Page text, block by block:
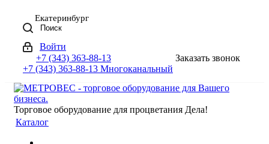
Екатеринбург
Поиск
Войти
+7 (343) 363-88-13
+7 (343) 363-88-13 Многоканальный
Заказать звонок
Торговое оборудование для процветания Дела!
Каталог